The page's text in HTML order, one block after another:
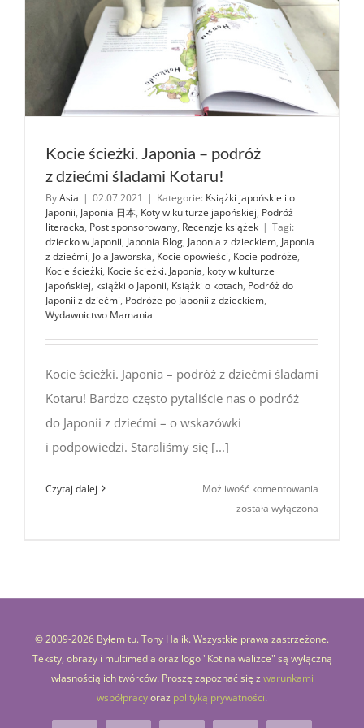
Kocie ścieżki. Japonia – podróż
z dziećmi śladami Kotaru!
ByAsia | 02.07.2021 | Kategorie: Książki japońskie i o
Japonii, Japonia 日本, Koty w kulturze japońskiej, Podróż
literacka, Post sponsorowany, Recenzje książek | Tagi:
dziecko w Japonii, Japonia Blog, Japonia z dzieckiem, Japonia
z dziećmi, Jola Jaworska, Kocie opowieści, Kocie podróże,
Kocie ścieżki, Kocie ścieżki. Japonia, koty w kulturze
japońskiej, książki o Japonii, Książki o kotach, Podróż do
Japonii z dziećmi, Podróże po Japonii z dzieckiem,
Wydawnictwo Mamania
Kocie ścieżki. Japonia – podróż z dziećmi śladami
Kotaru! Bardzo często pytaliście nas o podróż
do Japonii z dziećmi – o wskazówki
i podpowiedzi. Staraliśmy się [...]
Czytaj dalej Możliwość komentowania
została wyłączona
© 2009-2026 Byłem tu. Tony Halik. Wszystkie prawa zastrzeżone.
Teksty, obrazy i multimedia oraz logo "Kot na walizce" są wyłączną
własnością ich twórców. Proszę zapoznać się z warunkami
współpracyoraz polityką prywatności.